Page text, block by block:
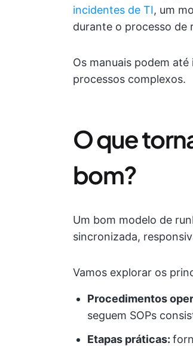
incidentes de TI, um
durante o processo de
Os manuais podem
processos complexos.
O que
bom?
Um bom modelo de
sincronizada,
Vamos explorar os
Procedimentos
seguem SOPs
Etapas práticas: